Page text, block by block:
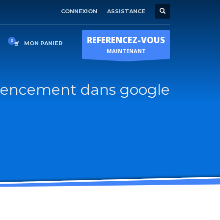
Horaire d'ouverture
Lun-Ven 9:00H - 19:00H
Sam - 9:00H-17:00H
CONNEXION ASSISTANCE
MON PANIER REFERENCEZ-VOUS
MAINTENANT
dans google